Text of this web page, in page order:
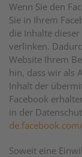
Wenn Sie den
Sie in Ihrem
die Inhalte
verlinken.
Website Ihrem
hin, dass wir als
Inhalt der
Facebook
in der
Soweit eine